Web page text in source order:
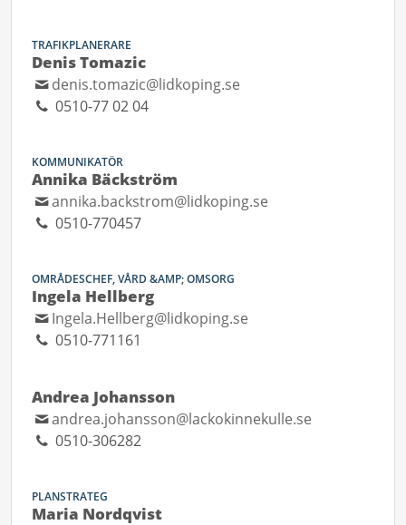
TRAFIKPLANERARE
Denis Tomazic
denis.tomazic@lidkoping.se
0510-77 02 04
KOMMUNIKATÖR
Annika Bäckström
annika.backstrom@lidkoping.se
0510-770457
OMRÅDESCHEF, VÅRD &AMP; OMSORG
Ingela Hellberg
Ingela.Hellberg@lidkoping.se
0510-771161
Andrea Johansson
andrea.johansson@lackokinnekulle.se
0510-306282
PLANSTRATEG
Maria Nordqvist